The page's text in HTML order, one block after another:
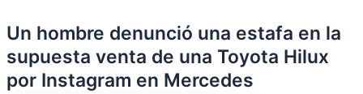
Un hombre denunció una estafa en la
supuesta venta de una Toyota Hilux
por Instagram en Mercedes